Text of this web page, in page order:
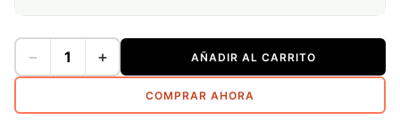
− + AÑADIR AL CARRITO
COMPRAR AHORA